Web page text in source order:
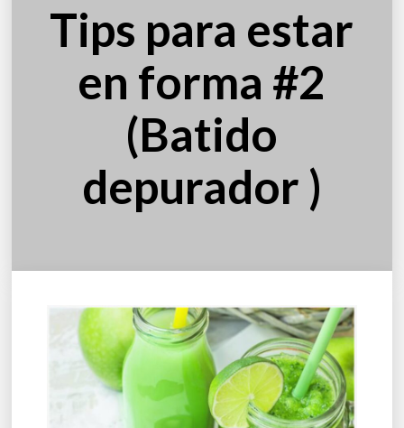
Tips para estar
en forma #2
(Batido
depurador )